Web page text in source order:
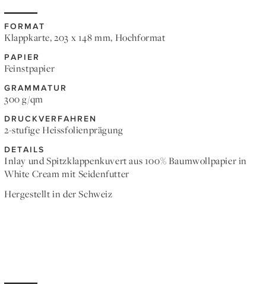
FORMAT
Klappkarte, 203 x 148 mm, Hochformat
PAPIER
Feinstpapier
GRAMMATUR
300 g/qm
DRUCKVERFAHREN
2-stufige Heissfolienprägung
DETAILS
Inlay und Spitzklappenkuvert aus 100% Baumwollpapier in
White Cream mit Seidenfutter
Hergestellt in der Schweiz